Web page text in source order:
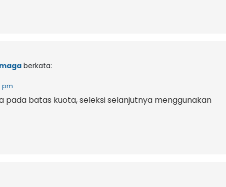
berkata:
pm
pada batas kuota, seleksi selanjutnya menggunakan